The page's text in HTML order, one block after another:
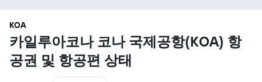
KOA
카일루아코나 코나 국제공항(KOA) 항
공권 및 항공편 상태